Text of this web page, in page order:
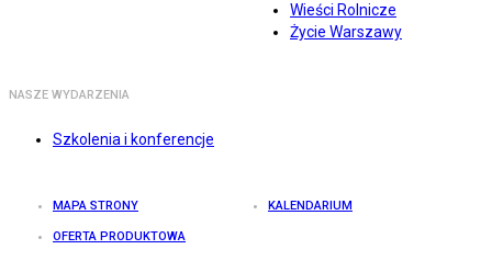
Wieści Rolnicze
Życie Warszawy
NASZE WYDARZENIA
Szkolenia i konferencje
MAPA STRONY KALENDARIUM
OFERTA PRODUKTOWA